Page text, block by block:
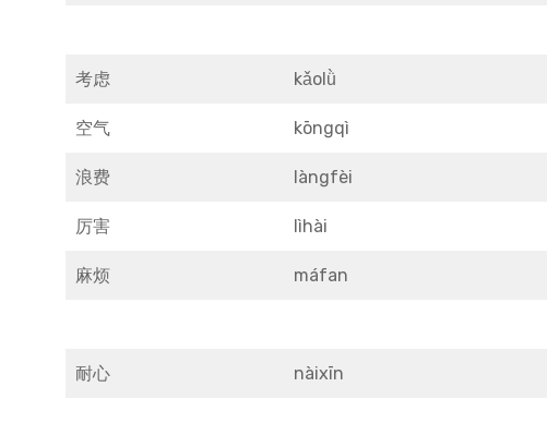
考虑 kǎolǜ
空气 kōngqì
浪费 làngfèi
厉害 lìhài
麻烦 máfan
耐心 nàixīn